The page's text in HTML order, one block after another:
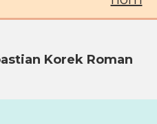
Korek Roman